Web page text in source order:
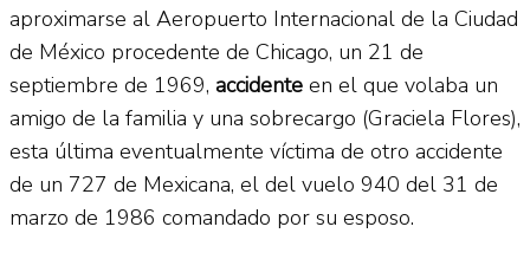
aproximarse al Aeropuerto Internacional de la Ciudad
de México procedente de Chicago, un 21 de
septiembre de 1969, accidente en el que volaba un
amigo de la familia y una sobrecargo (Graciela Flores),
esta última eventualmente víctima de otro accidente
de un 727 de Mexicana, el del vuelo 940 del 31 de
marzo de 1986 comandado por su esposo.